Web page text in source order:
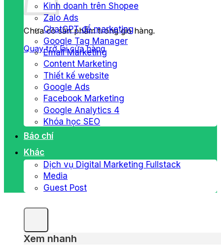
Chưa có sản phẩm trong giỏ hàng.
Quay trở lại cửa hàng
Kinh doanh trên Shopee
Zalo Ads
ChatGPT để marketing
Google Tag Manager
Email Marketing
Content Marketing
Thiết kế website
Google Ads
Facebook Marketing
Google Analytics 4
Khóa học SEO
Báo chí
Khác
Dịch vụ Digital Marketing Fullstack
Media
Guest Post
Xem nhanh